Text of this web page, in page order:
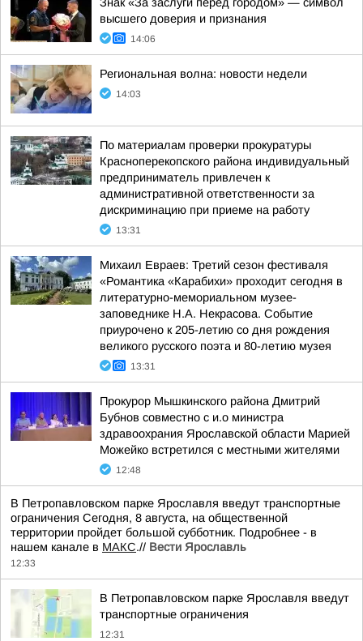
высшего доверия и признания
14:06
Региональная волна: новости недели
14:03
По материалам проверки прокуратуры
Красноперекопского района индивидуальный
предприниматель привлечен к
административной ответственности за
дискриминацию при приеме на работу
13:31
Михаил Евраев: Третий сезон фестиваля
«Романтика «Карабихи» проходит сегодня в
литературно-мемориальном музее-
заповеднике Н.А. Некрасова. Событие
приурочено к 205-летию со дня рождения
великого русского поэта и 80-летию музея
13:31
Прокурор Мышкинского района Дмитрий
Бубнов совместно с и.о министра
здравоохрания Ярославской области Марией
Можейко встретился с местными жителями
12:48
В Петропавловском парке Ярославля введут транспортные
ограничения Сегодня, 8 августа, на общественной
территории пройдет большой субботник. Подробнее - в
нашем канале в МАКС.// Вести Ярославль
12:33
В Петропавловском парке Ярославля введут
транспортные ограничения
12:31